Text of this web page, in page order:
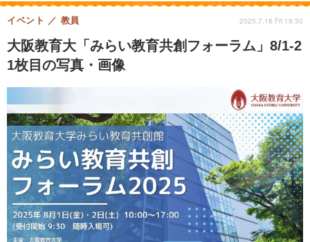
大阪教育大「みらい教育共創フォーラム」8/1-2
1枚目の写真・画像
イベント 教員 2025.7.18 Fri 19:30